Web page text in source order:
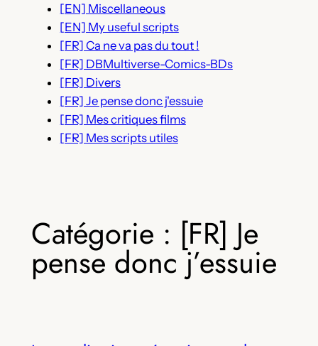
[EN] Miscellaneous
[EN] My useful scripts
[FR] Ca ne va pas du tout !
[FR] DBMultiverse-Comics-BDs
[FR] Divers
[FR] Je pense donc j'essuie
[FR] Mes critiques films
[FR] Mes scripts utiles
Catégorie : [FR] Je
pense donc j’essuie